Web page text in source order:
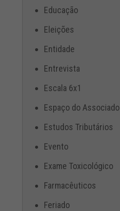
Educação
Eleições
Entidade
Entrevista
Escala 6x1
Espaço do Associado
Estudos Tributários
Evento
Exame Toxicológico
Farmacêuticos
Feriado